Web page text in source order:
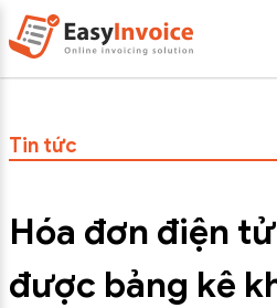
Tin tức
Hóa đơn điện
được bảng kê